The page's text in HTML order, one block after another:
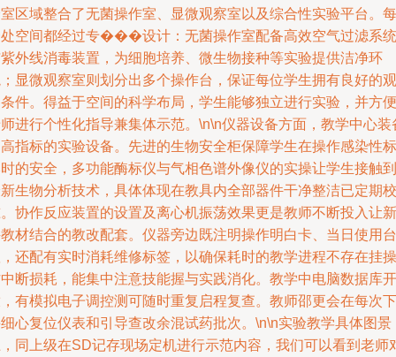
区域整合了无菌操作室、显微观察室以及综合性实验平台。每
空间都经过专���设计：无菌操作室配备高效空气过滤系统
外线消毒装置，为细胞培养、微生物接种等实验提供洁净环
显微观察室则划分出多个操作台，保证每位学生拥有良好的观
件。得益于空间的科学布局，学生能够独立进行实验，并方便
进行个性化指导兼集体示范。\n\n仪器设备方面，教学中心装
指标的实验设备。先进的生物安全柜保障学生在操作感染性标
的安全，多功能酶标仪与气相色谱外像仪的实操让学生接触到
生物分析技术，具体体现在教具内全部器件干净整洁已定期校
协作反应装置的设置及离心机振荡效果更是教师不断投入让新
材结合的教改配套。仪器旁边既注明操作明白卡、当日使用台
还配有实时消耗维修标签，以确保耗时的教学进程不存在挂操
断损耗，能集中注意技能握与实践消化。教学中电脑数据库开
有模拟电子调控测可随时重复启程复查。教师邵更会在每次下
心复位仪表和引导查改余混试药批次。\n\n实验教学具体图景
同上级在SD记存现场定机进行示范内容，我们可以看到老师